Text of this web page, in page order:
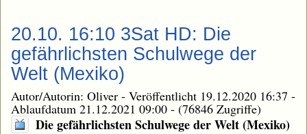
20.10. 16:10 3Sat HD: Die
gefährlichsten Schulwege der
Welt (Mexiko)
Autor/Autorin: Oliver - Veröffentlicht 19.12.2020 16:37 -
Ablaufdatum 21.12.2021 09:00 - (76846 Zugriffe)
Die gefährlichsten Schulwege der Welt (Mexiko)